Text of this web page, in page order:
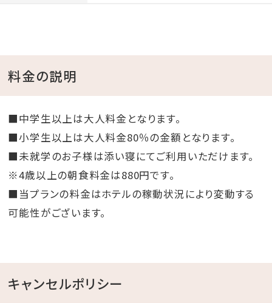
料金の説明
■中学生以上は大人料金となります。
■小学生以上は大人料金80％の金額となります。
■未就学のお子様は添い寝にてご利用いただけます。
※4歳以上の朝食料金は880円です。
■当プランの料金はホテルの稼動状況により変動する
可能性がございます。
キャンセルポリシー